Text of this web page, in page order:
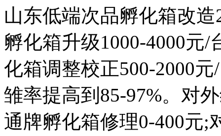
山东低端次品孵化箱改
孵化箱升级1000-4000元
化箱调整校正500-2000
雏率提高到85-97%。对
通牌孵化箱修理0-400元;